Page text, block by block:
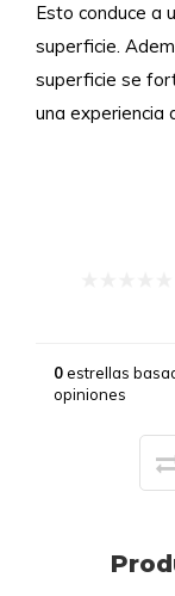
Esto conduce a
superficie.
superficie se
una experiencia
0estrellas
opiniones